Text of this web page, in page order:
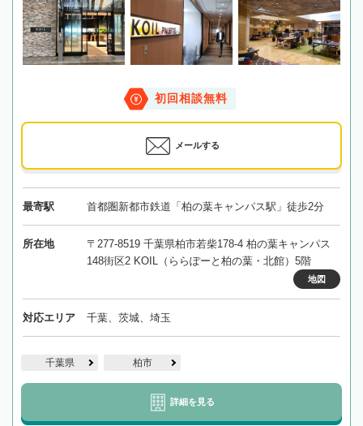
初回相談無料
メールする
最寄駅 首都圏新都市鉄道「柏の葉キャンパス駅」徒歩2分
所在地
〒277-8519 千葉県柏市若柴178-4 柏の葉キャンパス
148街区2 KOIL（ららぽーと柏の葉・北館）5階
地図
対応エリア 千葉、茨城、埼玉
千葉県 柏市
詳細を見る